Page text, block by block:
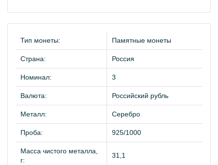
Тип монеты: Памятные монеты
Страна: Россия
Номинал: 3
Валюта: Российский рубль
Металл: Серебро
Проба: 925/1000
Масса чистого металла,
г:
31,1